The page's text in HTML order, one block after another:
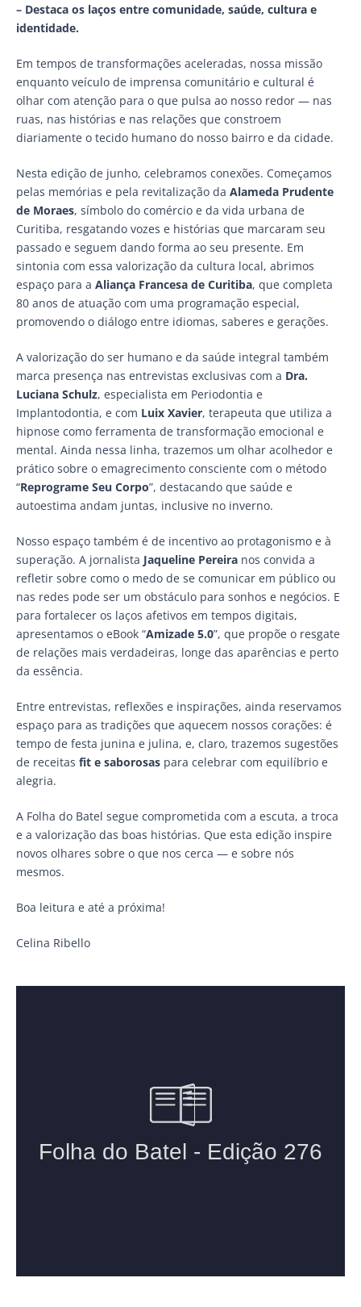
– Destaca os laços entre comunidade, saúde, cultura e
identidade.
Em tempos de transformações aceleradas, nossa missão
enquanto veículo de imprensa comunitário e cultural é
olhar com atenção para o que pulsa ao nosso redor — nas
ruas, nas histórias e nas relações que constroem
diariamente o tecido humano do nosso bairro e da cidade.
Nesta edição de junho, celebramos conexões. Começamos
pelas memórias e pela revitalização da Alameda Prudente
de Moraes, símbolo do comércio e da vida urbana de
Curitiba, resgatando vozes e histórias que marcaram seu
passado e seguem dando forma ao seu presente. Em
sintonia com essa valorização da cultura local, abrimos
espaço para a Aliança Francesa de Curitiba, que completa
80 anos de atuação com uma programação especial,
promovendo o diálogo entre idiomas, saberes e gerações.
A valorização do ser humano e da saúde integral também
marca presença nas entrevistas exclusivas com a Dra.
Luciana Schulz, especialista em Periodontia e
Implantodontia, e com Luix Xavier, terapeuta que utiliza a
hipnose como ferramenta de transformação emocional e
mental. Ainda nessa linha, trazemos um olhar acolhedor e
prático sobre o emagrecimento consciente com o método
“Reprograme Seu Corpo”, destacando que saúde e
autoestima andam juntas, inclusive no inverno.
Nosso espaço também é de incentivo ao protagonismo e à
superação. A jornalista Jaqueline Pereira nos convida a
refletir sobre como o medo de se comunicar em público ou
nas redes pode ser um obstáculo para sonhos e negócios. E
para fortalecer os laços afetivos em tempos digitais,
apresentamos o eBook “Amizade 5.0”, que propõe o resgate
de relações mais verdadeiras, longe das aparências e perto
da essência.
Entre entrevistas, reflexões e inspirações, ainda reservamos
espaço para as tradições que aquecem nossos corações: é
tempo de festa junina e julina, e, claro, trazemos sugestões
de receitas fit e saborosas para celebrar com equilíbrio e
alegria.
A Folha do Batel segue comprometida com a escuta, a troca
e a valorização das boas histórias. Que esta edição inspire
novos olhares sobre o que nos cerca — e sobre nós
mesmos.
Boa leitura e até a próxima!
Celina Ribello